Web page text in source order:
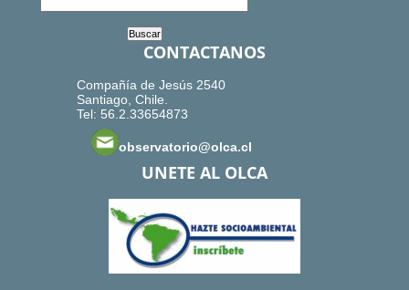
CONTACTANOS
Compañía de Jesús 2540
Santiago, Chile.
Tel: 56.2.33654873
observatorio@olca.cl
UNETE AL OLCA